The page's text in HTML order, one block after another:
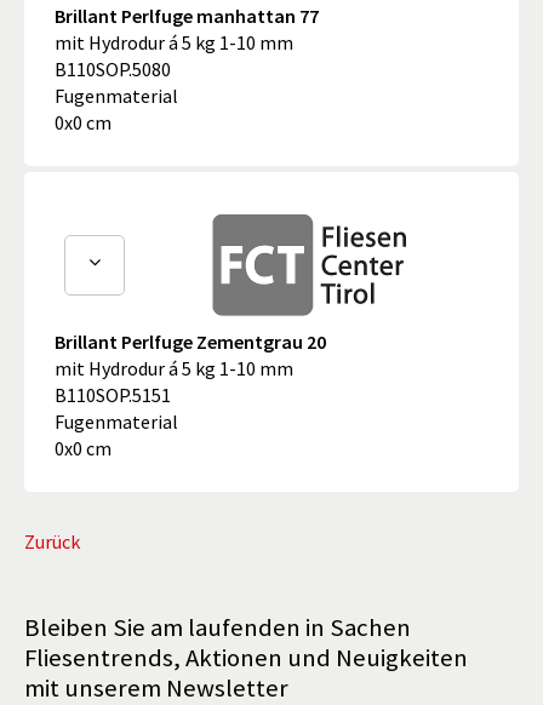
Brillant Perlfuge manhattan 77
mit Hydrodur á 5 kg 1-10 mm
B110SOP.5080
Fugenmaterial
0x0 cm
Brillant Perlfuge Zementgrau 20
mit Hydrodur á 5 kg 1-10 mm
B110SOP.5151
Fugenmaterial
0x0 cm
Zurück
Bleiben Sie am laufenden in Sachen
Fliesentrends, Aktionen und Neuigkeiten
mit unserem Newsletter